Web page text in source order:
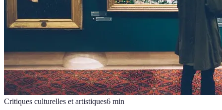
Critiques culturelles et artistiques6 min